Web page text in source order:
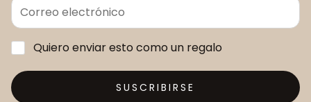
Quiero enviar esto como un regalo
SUSCRIBIRSE